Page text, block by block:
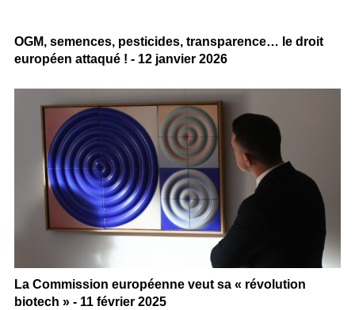
OGM, semences, pesticides, transparence… le droit
européen attaqué ! - 12 janvier 2026
La Commission européenne veut sa « révolution
biotech » - 11 février 2025